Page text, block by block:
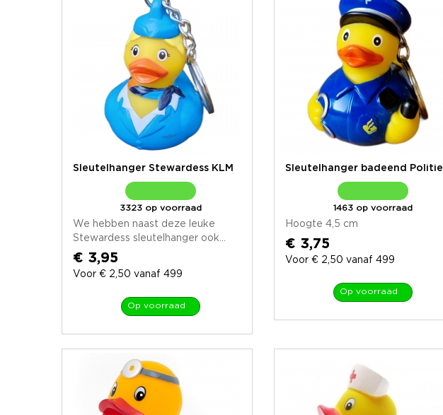
Sleutelhanger Stewardess KLM
3323 op voorraad
We hebben naast deze leuke
Stewardess sleutelhanger ook...
€ 3,95
Voor € 2,50 vanaf 499
Op voorraad
Sleutelhanger badeend Politie
1463 op voorraad
Hoogte 4,5 cm
€ 3,75
Voor € 2,50 vanaf 499
Op voorraad